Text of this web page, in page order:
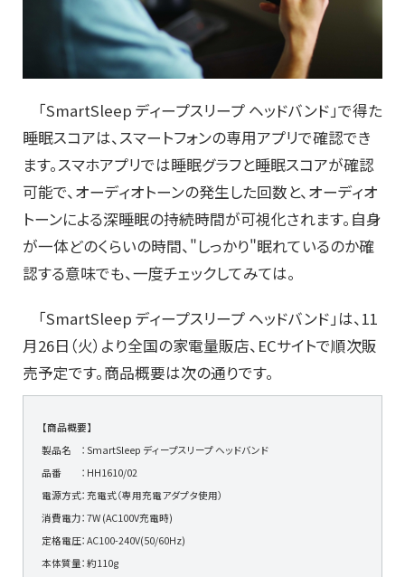
「SmartSleep ディープスリープ ヘッドバンド」で得た
睡眠スコアは、スマートフォンの専用アプリで確認でき
ます。スマホアプリでは睡眠グラフと睡眠スコアが確認
可能で、オーディオトーンの発生した回数と、オーディオ
トーンによる深睡眠の持続時間が可視化されます。自身
が一体どのくらいの時間、"しっかり"眠れているのか確
認する意味でも、一度チェックしてみては。
「SmartSleep ディープスリープ ヘッドバンド」は、11
月26日（火）より全国の家電量販店、ECサイトで順次販
売予定です。商品概要は次の通りです。
【商品概要】
製品名 ：SmartSleep ディープスリープ ヘッドバンド
品番 ：HH1610/02
電源方式：充電式（専用充電アダプタ使用）
消費電力：7W (AC100V充電時)
定格電圧：AC100-240V(50/60Hz)
本体質量：約110g